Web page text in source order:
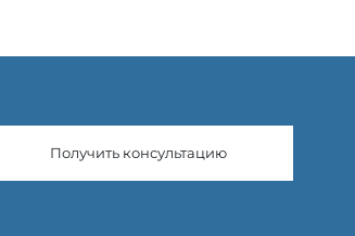
Получить консультацию